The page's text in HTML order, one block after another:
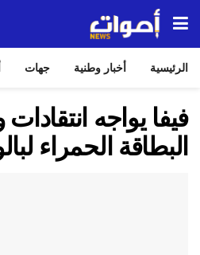
الرئيسية أخبار وطنية جهات
فيفا يواجه
البطاقة الحمراء